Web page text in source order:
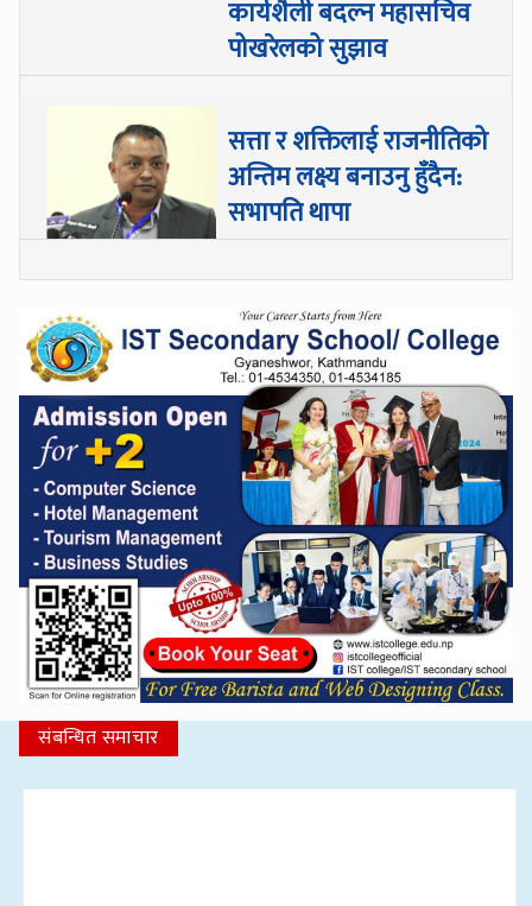
कार्यशैली बदल्न महासचिव
पोखरेलको सुझाव
सत्ता र शक्तिलाई राजनीतिको
अन्तिम लक्ष्य बनाउनु हुँदैन:
सभापति थापा
संबन्धित समाचार